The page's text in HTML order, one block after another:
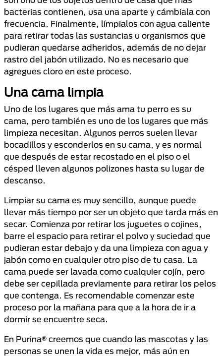
bacterias contienen, usa una aparte y cámbiala con
frecuencia. Finalmente, límpialos con agua caliente
para retirar todas las sustancias u organismos que
pudieran quedarse adheridos, además de no dejar
rastro del jabón utilizado. No es necesario que
agregues cloro en este proceso.
Una cama limpia
Uno de los lugares que más ama tu perro es su
cama, pero también es uno de los lugares que más
limpieza necesitan. Algunos perros suelen llevar
bocadillos y esconderlos en su cama, y es normal
que después de estar recostado en el piso o el
césped lleven algunos polizones hasta su lugar de
descanso.
Limpiar su cama es muy sencillo, aunque puede
llevar más tiempo por ser un objeto que tarda más en
secar. Comienza por retirar los juguetes o cojines,
barre el espacio para retirar el polvo y suciedad que
pudieran estar debajo y da una limpieza con agua y
jabón como en cualquier otro piso de tu casa. La
cama puede ser lavada como cualquier cojín, pero
debe ser cepillada previamente para retirar los pelos
que contenga. Es recomendable comenzar este
proceso por la mañana para que a la hora de ir a
dormir se encuentre seca.
En Purina® creemos que cuando las mascotas y las
personas se unen la vida es mejor, más aún en